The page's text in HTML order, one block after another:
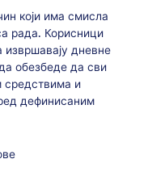
који има смисла
рада. Корисници
дневне
обезбеде да сви
средствима и
дефинисаним